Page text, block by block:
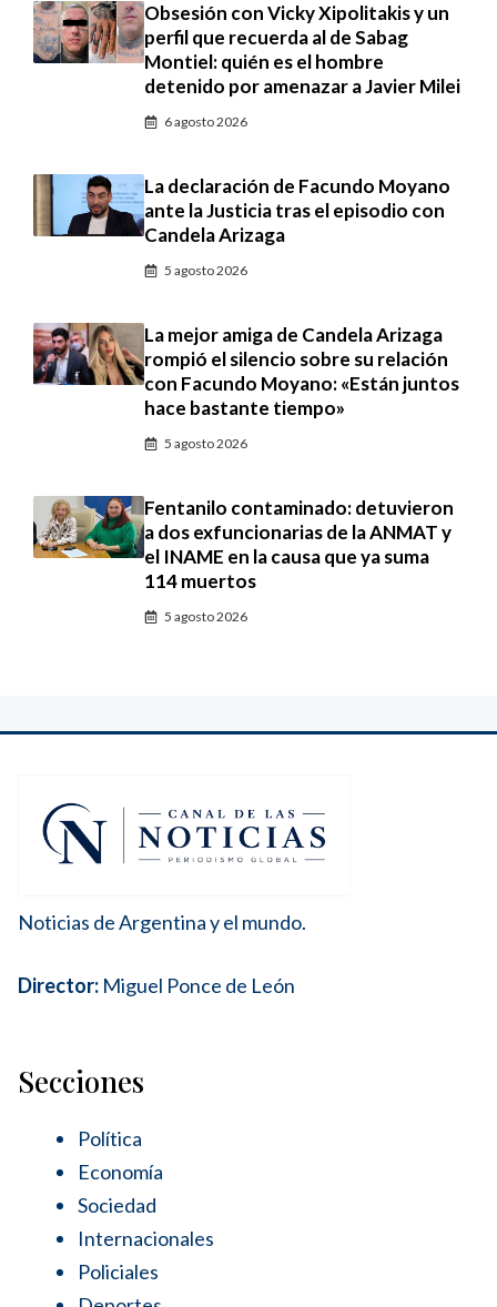
Obsesión con Vicky Xipolitakis y un
perfil que recuerda al de Sabag
Montiel: quién es el hombre
detenido por amenazar a Javier Milei
6 agosto 2026
La declaración de Facundo Moyano
ante la Justicia tras el episodio con
Candela Arizaga
5 agosto 2026
La mejor amiga de Candela Arizaga
rompió el silencio sobre su relación
con Facundo Moyano: «Están juntos
hace bastante tiempo»
5 agosto 2026
Fentanilo contaminado: detuvieron
a dos exfuncionarias de la ANMAT y
el INAME en la causa que ya suma
114 muertos
5 agosto 2026
Noticias de Argentina y el mundo.
Director: Miguel Ponce de León
Secciones
Política
Economía
Sociedad
Internacionales
Policiales